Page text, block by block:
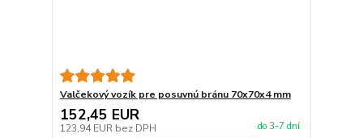
Valčekový vozík pre posuvnú bránu 70x70x4 mm
152,45 EUR
123,94 EUR bez DPH do 3-7 dní